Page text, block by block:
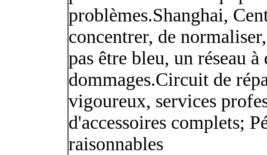
problèmes.Shanghai,
concentrer, de
pas être bleu, un réseau
dommages.Circuit de
vigoureux, services
d'accessoires complets;
raisonnables